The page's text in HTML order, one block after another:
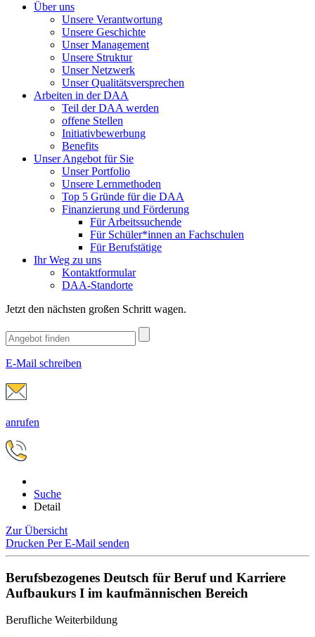
Über uns
Unsere Verantwortung
Unsere Geschichte
Unser Management
Unsere Struktur
Unser Netzwerk
Unser Qualitätsversprechen
Arbeiten in der DAA
Teil der DAA werden
offene Stellen
Initiativbewerbung
Benefits
Unser Angebot für Sie
Unser Portfolio
Unsere Lernmethoden
Top 5 Gründe für die DAA
Finanzierung und Förderung
Für Arbeitssuchende
Für Schüler*innen an Fachschulen
Für Berufstätige
Ihr Weg zu uns
Kontaktformular
DAA-Standorte
Jetzt den nächsten großen Schritt wagen.
E-Mail schreiben
anrufen
Suche
Detail
Zur Übersicht
Drucken Per E-Mail senden
Berufsbezogenes Deutsch für Beruf und Karriere
Aufbaukurs I im kaufmännischen Bereich
Berufliche Weiterbildung